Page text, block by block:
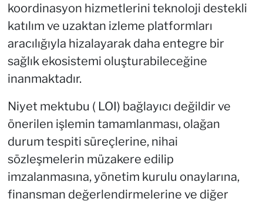
koordinasyon hizmetlerini teknoloji destekli
katılım ve uzaktan izleme platformları
aracılığıyla hizalayarak daha entegre bir
sağlık ekosistemi oluşturabileceğine
inanmaktadır.
Niyet mektubu ( LOI) bağlayıcı değildir ve
önerilen işlemin tamamlanması, olağan
durum tespiti süreçlerine, nihai
sözleşmelerin müzakere edilip
imzalanmasına, yönetim kurulu onaylarına,
finansman değerlendirmelerine ve diğer